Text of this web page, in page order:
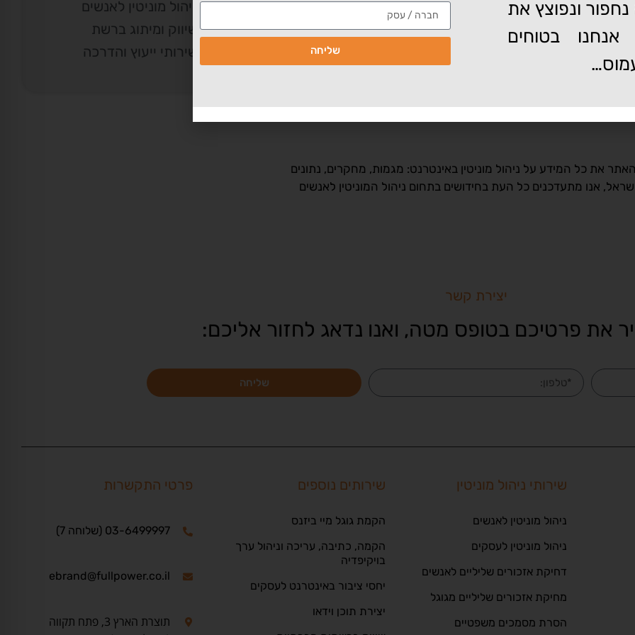
האם נחמן שי מוכן לבחירות גם בזירה האינטרנטית?
עד כמה העמוד רלוונטי עבורך?
את כל המידע על ניהול מוניטין באינטרנט: מגמות, מחקרים, נתונים
אנו מתעדכנים כל העת בחידושים בתחום ניהול המוניטין לאנשים
ניהול מוניטין לאנשים
שיווק ומיתוג ברשת
שירותי ייעוץ והדרכה
יצירת קשר
את פרטיכם בטופס מטה, ואנו נדאג לחזור אליכם:
שליחה
שירותי ניהול מוניטין
ניהול מוניטין לאנשים
ניהול מוניטין לעסקים
דחיקת אזכורים שליליים לאנשים
מחיקת אזכורים שליליים מגוגל
הסרת מסמכים משפטיים
שירותים נוספים
הקמת גוגל מיי ביזנס
הקמה, כתיבה, עריכה וניהול ערך
בויקיפדיה
יחסי ציבור באינטרנט לעסקים
יצירת תוכן וידאו
פרטי התקשרות
03-6499997 (שלוחה 7)
ebrand@fullpower.co.il
תוצרת הארץ 3, פתח תקווה
ונפוצץ את
בטוחים
שליחה